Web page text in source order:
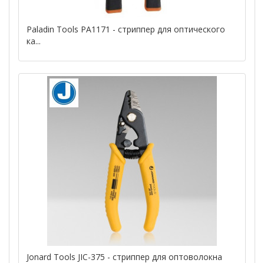
Paladin Tools PA1171 - стриппер для оптического
ка...
Jonard Tools JIC-375 - стриппер для оптоволокна